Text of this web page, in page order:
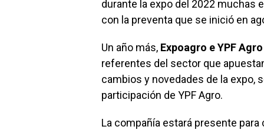
durante la expo del 2022 muchas
con la preventa que se inició en
Un año más, Expoagro e YPF
referentes del sector que
cambios y novedades de la expo,
participación de YPF Agro.
La compañía estará presente